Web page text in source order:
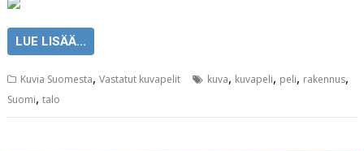
LUE LISÄÄ...
Kuvia Suomesta,Vastatut kuvapelit kuva, kuvapeli, peli, rakennus,
Suomi,talo